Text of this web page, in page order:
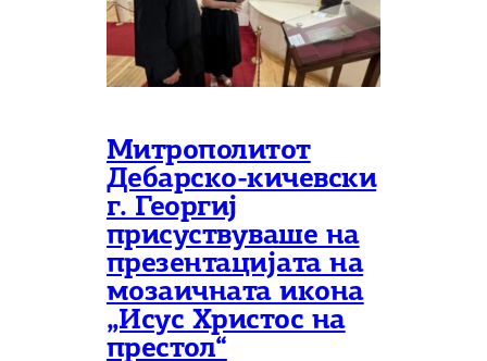
Митрополитот
Дебарско-кичевски
г. Георгиј
присуствуваше на
презентацијата на
мозаичната икона
„Исус Христос на
престол“